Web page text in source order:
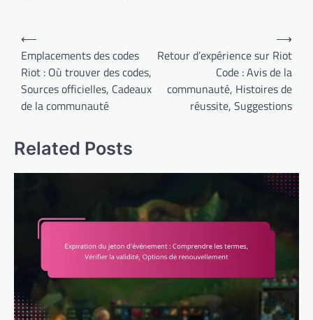
Post
navigation
⟵
Emplacements des codes
Riot : Où trouver des codes,
Sources officielles, Cadeaux
de la communauté
Retour d’expérience sur Riot
Code : Avis de la
communauté, Histoires de
réussite, Suggestions
⟶
Related Posts